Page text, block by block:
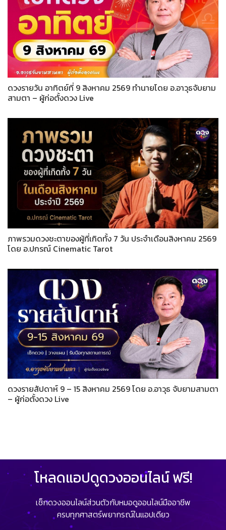
ดวงรายวัน อาทิตย์ที่ 9 สิงหาคม 2569 ทำนายโดย อ.อาวุธจับยาม
สามตา – ผู้ก่อตั้งดวง Live
ภาพรวมดวงชะตาของผู้ที่เกิดทั้ง 7 วัน ประจำเดือนสิงหาคม 2569
โดย อ.ปกรณ์ Cinematic Tarot
ดวงรายสัปดาห์ 9 – 15 สิงหาคม 2569 โดย อ.อาวุธ จับยามสามตา
– ผู้ก่อตั้งดวง Live
โหลดแอปดูดวงออนไลน์ ฟรี!
เช็กดวงออนไลน์ส่วนตัวกับหมอดูออนไลน์มืออาชีพ
ครบทุกศาสตร์พยากรณ์ในแอปเดียว